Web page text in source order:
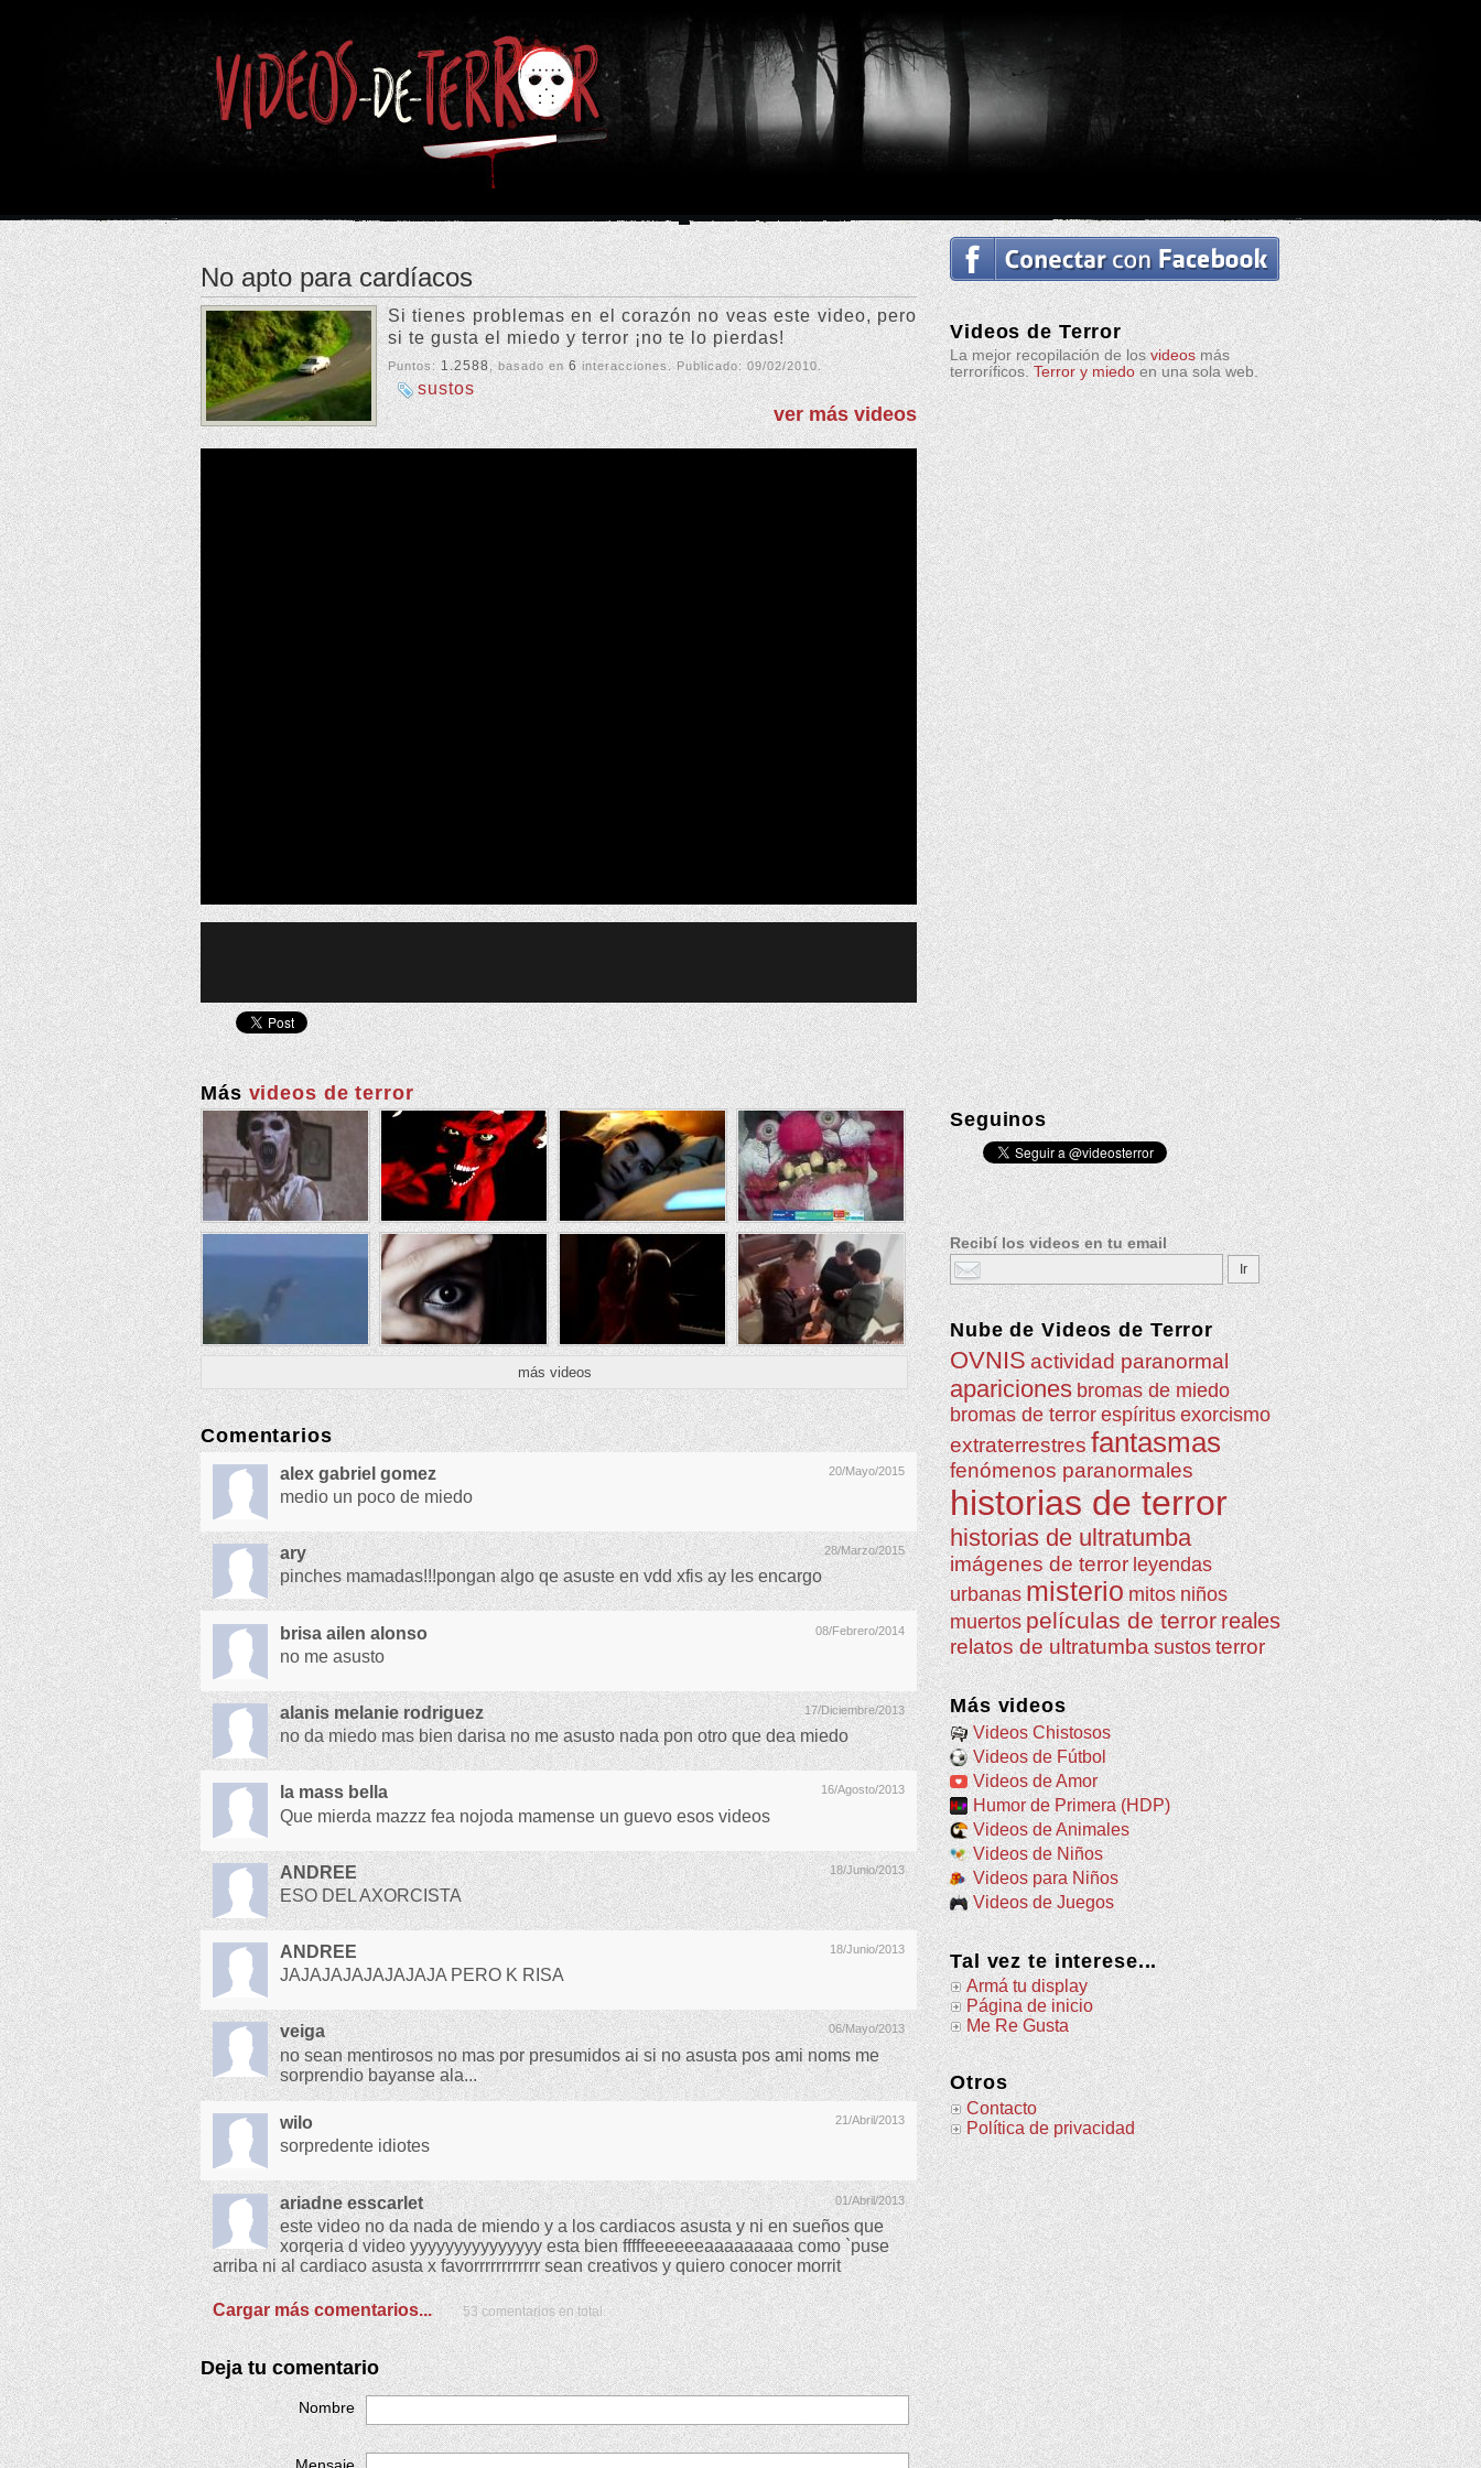
Videos de Terror
La mejor recopilación de losvideosmás
terroríficos.Terror y miedoen una sola web.
No apto para cardíacos
Si tienes problemas en el corazón no veas este video, pero
si te gusta el miedo y terror ¡no te lo pierdas!
Puntos:1.2588, basado en6interacciones. Publicado:09/02/2010 .
sustos
ver más videos
Másvideos de terror
más videos
Comentarios
20/Mayo/2015
alex gabriel gomez
medio un poco de miedo
28/Marzo/2015
ary
pinches mamadas!!!pongan algo qe asuste en vdd xfis ay les encargo
08/Febrero/2014
brisa ailen alonso
no me asusto
17/Diciembre/2013
alanis melanie rodriguez
no da miedo mas bien darisa no me asusto nada pon otro que dea miedo
16/Agosto/2013
la mass bella
Que mierda mazzz fea nojoda mamense un guevo esos videos
18/Junio/2013
ANDREE
ESO DEL AXORCISTA
18/Junio/2013
ANDREE
JAJAJAJAJAJAJAJA PERO K RISA
06/Mayo/2013
veiga
no sean mentirosos no mas por presumidos ai si no asusta pos ami noms me
sorprendio bayanse ala...
21/Abril/2013
wilo
sorpredente idiotes
01/Abril/2013
ariadne esscarlet
este video no da nada de miendo y a los cardiacos asusta y ni en sueños que
xorqeria d video yyyyyyyyyyyyyyy esta bien fffffeeeeeeaaaaaaaaa como `puse
arriba ni al cardiaco asusta x favorrrrrrrrrrrr sean creativos y quiero conocer morrit
Cargar más comentarios... 53 comentarios en total.
Deja tu comentario
Nombre
Seguinos
Recibí los videos en tu email
Nube deVideos de Terror
OVNISactividad paranormal
apariciones bromas de miedo
bromas de terror espíritus exorcismo
extraterrestresfantasmas
fenómenos paranormales
historias de terror
historias de ultratumba
imágenes de terror leyendas
urbanas misterio mitos niños
muertos películas de terrorreales
relatos de ultratumba sustos terror
Más videos
Videos Chistosos
Videos de Fútbol
Videos de Amor
Humor de Primera (HDP)
Videos de Animales
Videos de Niños
Videos para Niños
Videos de Juegos
Tal vez te interese...
Armá tu display
Página de inicio
Me Re Gusta
Otros
Contacto
Política de privacidad